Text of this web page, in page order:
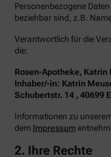
Personenbezogene
beziehbar sind, z.B.
Verantwortlich für die
die:
Rosen-Apotheke, Katrin
Inhaber/-in: Katrin
Schubertstr. 14 , 40699
Informationen zu
dem Impressum
2. Ihre Rechte